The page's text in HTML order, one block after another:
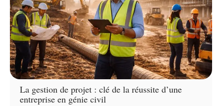
La gestion de projet : clé de la réussite d’une
entreprise en génie civil